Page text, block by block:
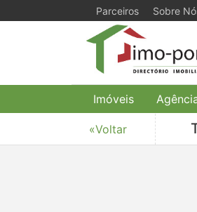
Parceiros Sobre
Imóveis
«Voltar